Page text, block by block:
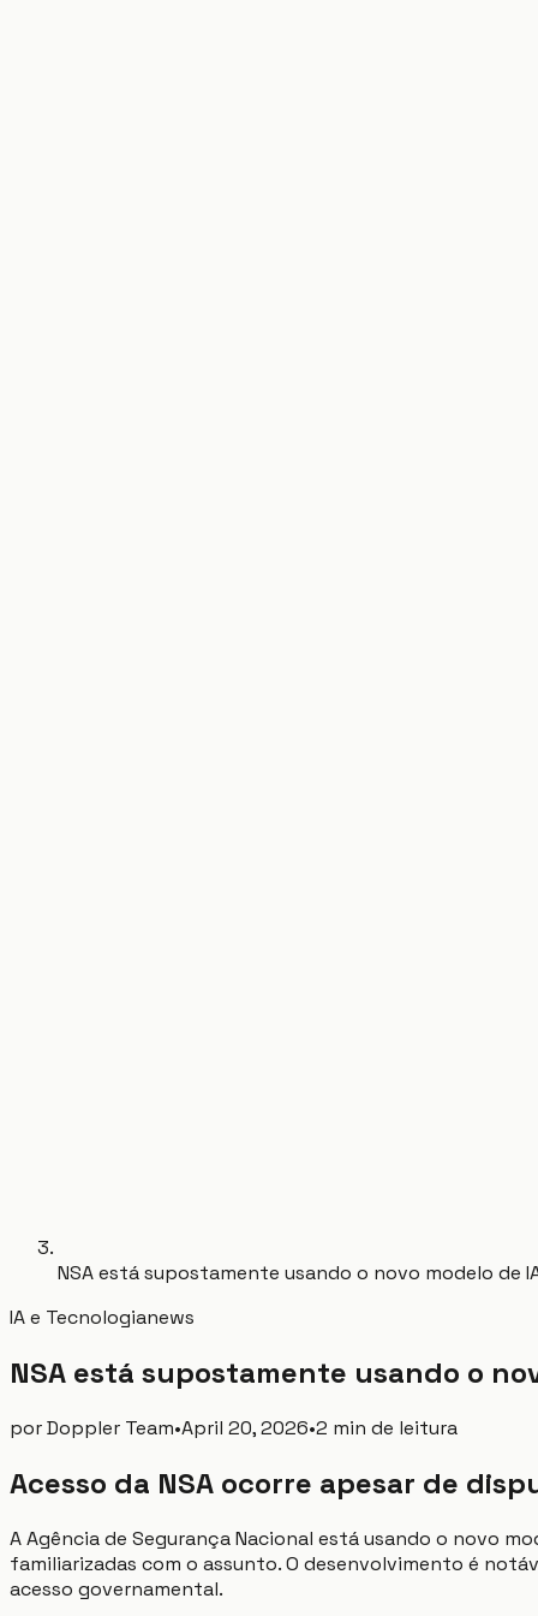
NSA está supostamente usando o novo modelo de
IA e Tecnologianews
NSA está supostamente usando o
porDoppler Team•April 20, 2026•2 min de leitura
Acesso da NSA ocorre apesar de
A Agência de Segurança Nacional está usando o novo
familiarizadas com o assunto. O desenvolvimento é
acesso governamental.